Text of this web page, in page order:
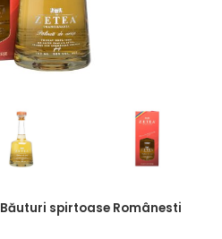
Băuturi spirtoase Românesti